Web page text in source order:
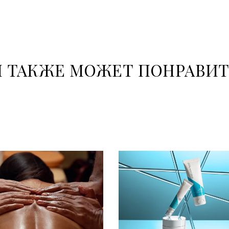
ТАКЖЕ МОЖЕТ